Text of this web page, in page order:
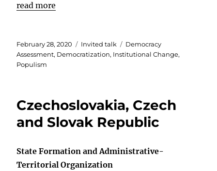
read more
Posted
on
February 28, 2020 Categories
Invited talk Tags
Democracy
Assessment, Democratization, Institutional Change,
Populism
Czechoslovakia, Czech
and Slovak Republic
State Formation and Administrative-
Territorial Organization